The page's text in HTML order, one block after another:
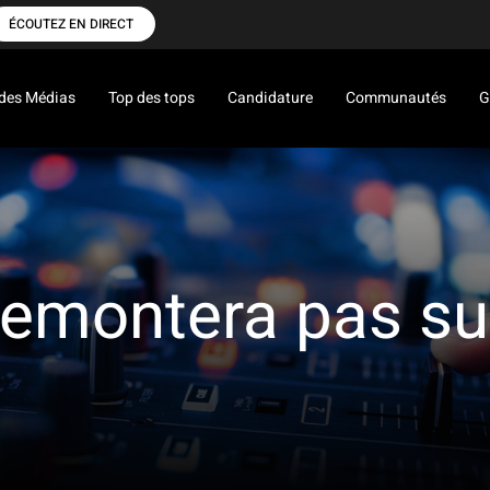
ÉCOUTEZ EN DIRECT
Médias Top des tops Candidature Communautés
pas